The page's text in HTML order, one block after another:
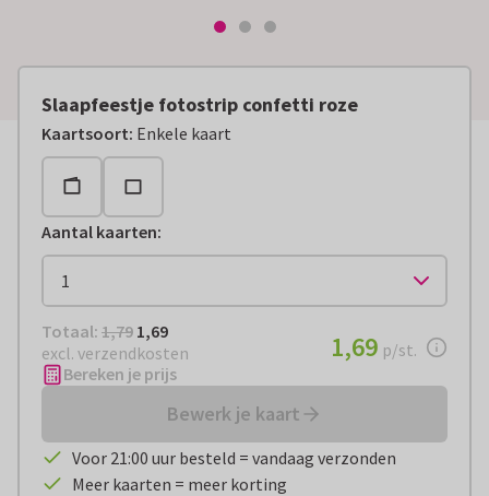
Slaapfeestje fotostrip confetti roze
Kaartsoort: Enkele kaart
Aantal kaarten:
Totaal: € 1,69
Totaal: 1,79 1,69
excl. verzendkosten
€ 1,69per stuk
1,69 p/st.
Bereken je prijs
Bewerk je kaart
Voor 21:00 uur besteld = vandaag verzonden
Meer kaarten = meer korting